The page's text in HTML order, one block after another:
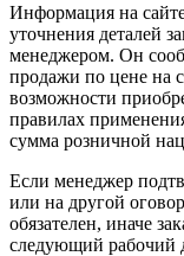
Информация на
уточнения деталей
менеджером. Он
продажи по цене на
возможности
правилах
сумма розничной
Если менеджер
или на другой
обязателен, иначе
следующий рабочий